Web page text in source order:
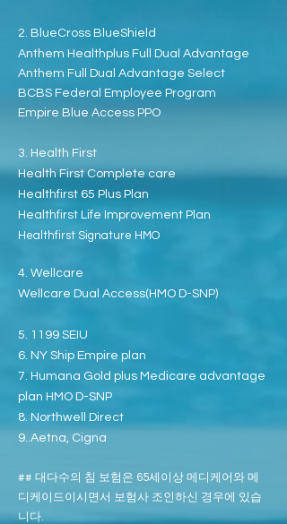
2. BlueCross BlueShield
Anthem Healthplus Full Dual Advantage
Anthem Full Dual Advantage Select
BCBS Federal Employee Program
Empire Blue Access PPO
3. Health First
Health First Complete care
Healthfirst 65 Plus Plan
Healthfirst Life Improvement Plan
Healthfirst Signature HMO
4. Wellcare
Wellcare Dual Access(HMO D-SNP)
5. 1199 SEIU
6. NY Ship Empire plan
7. Humana Gold plus Medicare advantage
plan HMO D-SNP
8. Northwell Direct
9..Aetna, Cigna
## 대다수의 침 보험은 65세이상 메디케어와 메
디케이드이시면서 보험사 조인하신 경우에 있습
니다.